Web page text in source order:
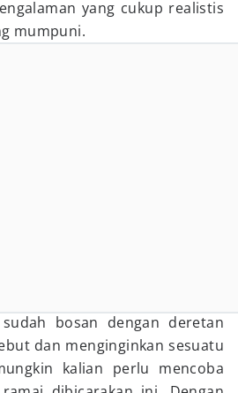
yang cukup realistis
mumpuni.
bosan dengan deretan
dan menginginkan sesuatu
kalian perlu mencoba